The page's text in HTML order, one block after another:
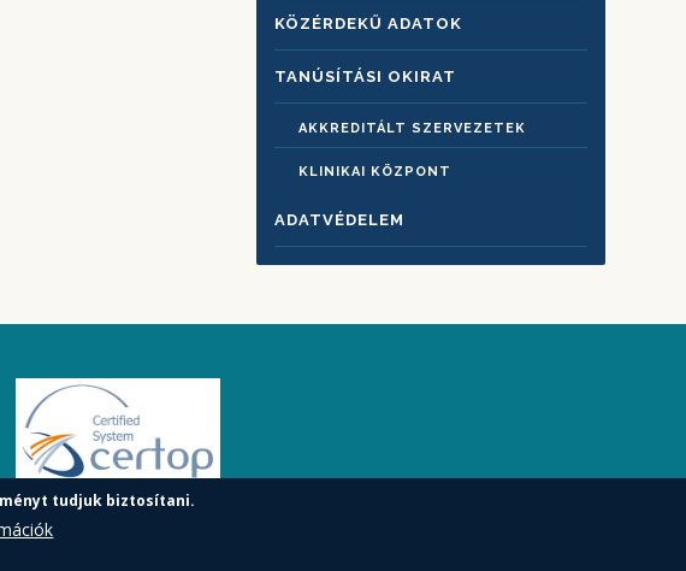
KÖZÉRDEKŰ ADATOK
TANÚSÍTÁSI OKIRAT
AKKREDITÁLT SZERVEZETEK
KLINIKAI KÖZPONT
ADATVÉDELEM
tudjuk biztosítani.